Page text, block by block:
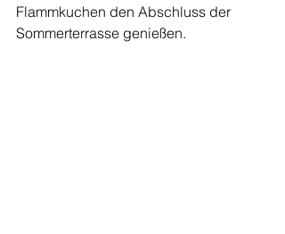
Flammkuchen den Abschluss der
Sommerterrasse genießen.